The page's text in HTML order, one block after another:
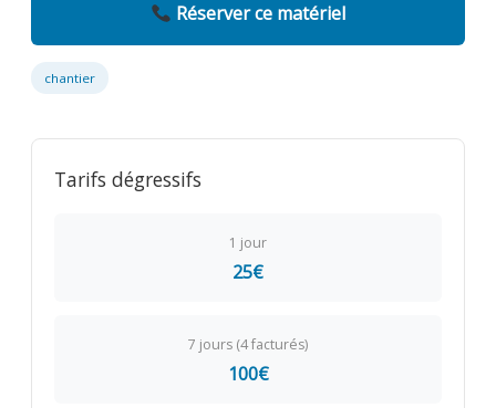
Réserver ce matériel
chantier
Tarifs dégressifs
1 jour
25€
7 jours (4 facturés)
100€